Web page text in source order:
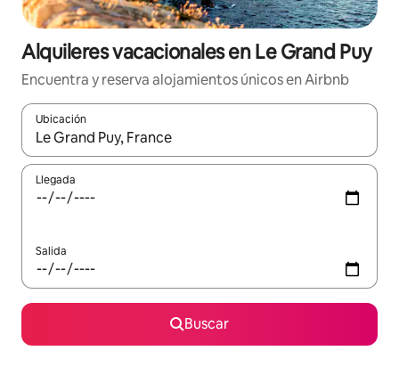
Alquileres vacacionales en Le Grand Puy
Encuentra y reserva alojamientos únicos en Airbnb
Ubicación
Cuando los resultados estén disponibles, navega con las
Llegada
Salida
Buscar